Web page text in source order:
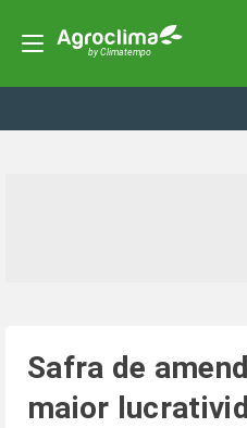
Safra de
maior